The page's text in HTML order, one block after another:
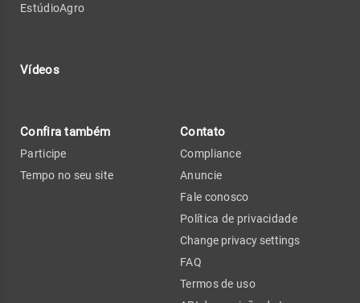
EstúdioAgro
Vídeos
Confira também
Participe
Tempo no seu site
Contato
Compliance
Anuncie
Fale conosco
Política de privacidade
Change privacy settings
FAQ
Termos de uso